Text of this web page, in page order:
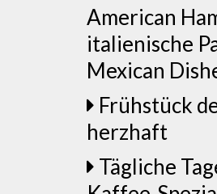
American
italienische
Mexican
Frühstück
herzhaft
Tägliche